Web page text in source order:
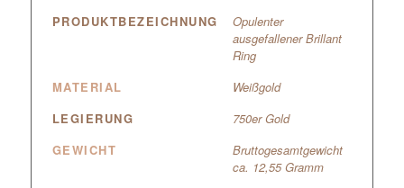
PRODUKTBEZEICHNUNG
Opulenter
ausgefallener Brillant
Ring
MATERIAL
Weißgold
LEGIERUNG
750er Gold
GEWICHT
Bruttogesamtgewicht
ca. 12,55 Gramm